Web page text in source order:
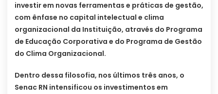
investir em novas ferramentas e práticas de gestão,
com ênfase no capital intelectual e clima
organizacional da Instituição, através do Programa
de Educação Corporativa e do Programa de Gestão
do Clima Organizacional.
Dentro dessa filosofia, nos últimos três anos, o
Senac RN intensificou os investimentos em